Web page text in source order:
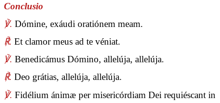
Conclusio
℣. Dómine, exáudi oratiónem meam.
℟. Et clamor meus ad te véniat.
℣. Benedicámus Dómino, allelúja, allelúja.
℟. Deo grátias, allelúja, allelúja.
℣. Fidélium ánimæ per misericórdiam Dei requiéscant in